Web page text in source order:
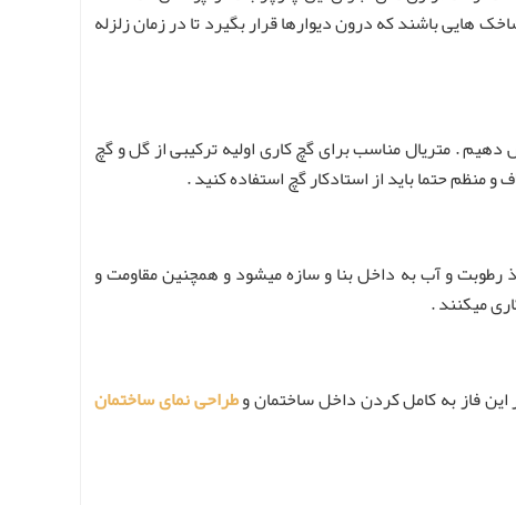
هایی باشند که درون دیوارها قرار بگیرد تا در زمان زلزله
. متریال مناسب برای گچ کاری اولیه ترکیبی از گل و گچ
حتما باید از استادکار گچ استفاده کنید .
رطوبت و آب به داخل بنا و سازه میشود و همچنین مقاومت و
میکنند .
فاز به کامل کردن داخل ساختمان وطراحی نمای ساختمان